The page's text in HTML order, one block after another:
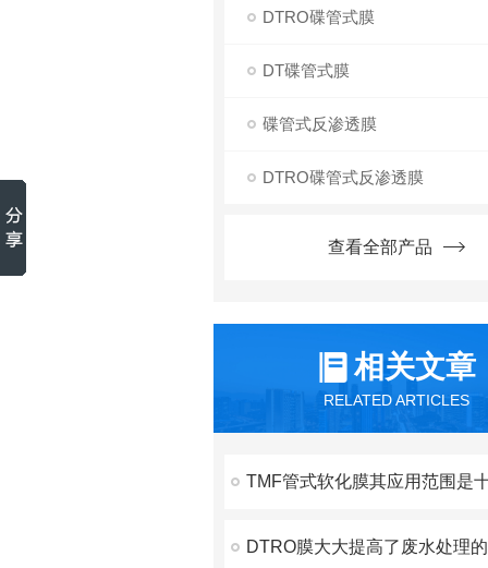
DTRO碟管式膜
DT碟管式膜
碟管式反渗透膜
DTRO碟管式反渗透膜
查看全部产品
相关文章
RELATED ARTICLES